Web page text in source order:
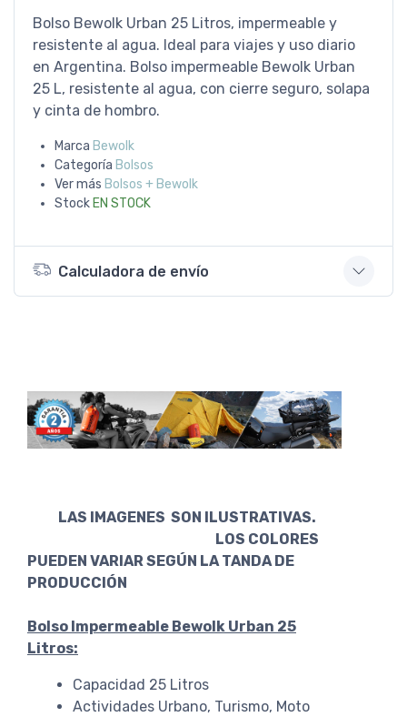
Bolso Bewolk Urban 25 Litros, impermeable y
resistente al agua. Ideal para viajes y uso diario
en Argentina. Bolso impermeable Bewolk Urban
25 L, resistente al agua, con cierre seguro, solapa
y cinta de hombro.
Marca Bewolk
Categoría Bolsos
Ver más Bolsos + Bewolk
StockEN STOCK
Calculadora de envío
LAS IMAGENES SON ILUSTRATIVAS.
LOS COLORES
PUEDEN VARIAR SEGÚN LA TANDA DE
PRODUCCIÓN
Bolso Impermeable Bewolk Urban 25
Litros:
Capacidad 25 Litros
Actividades Urbano, Turismo, Moto